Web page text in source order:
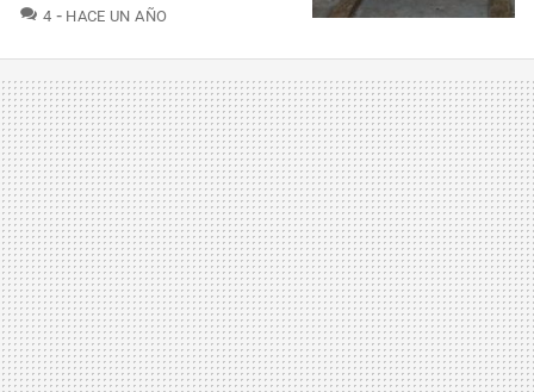
4 COMENTARIOS
HACE UN AÑO